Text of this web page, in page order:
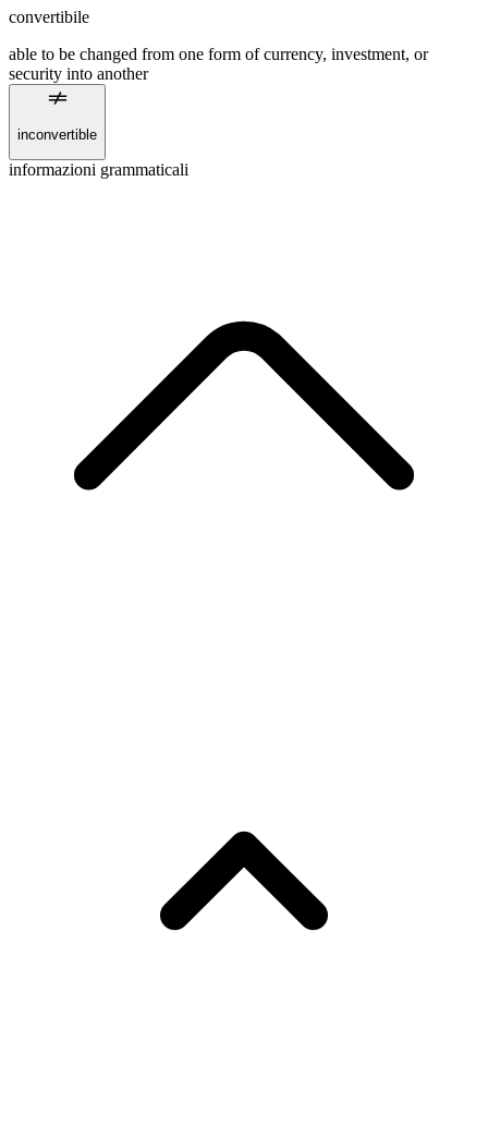
convertibile
able to be changed from one form of currency, investment, or
security into another
inconvertible
informazioni grammaticali